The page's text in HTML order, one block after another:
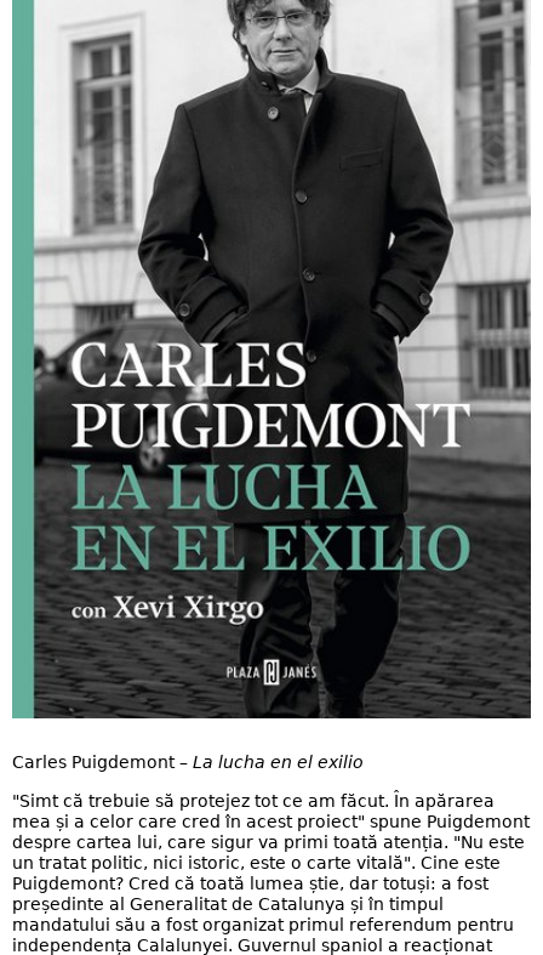
Carles Puigdemont – La lucha en el exilio
"Simt că trebuie să protejez tot ce am făcut. În apărarea
mea și a celor care cred în acest proiect" spune Puigdemont
despre cartea lui, care sigur va primi toată atenția. "Nu este
un tratat politic, nici istoric, este o carte vitală". Cine este
Puigdemont? Cred că toată lumea știe, dar totuși: a fost
președinte al Generalitat de Catalunya și în timpul
mandatului său a fost organizat primul referendum pentru
independența Calalunyei. Guvernul spaniol a reacționat